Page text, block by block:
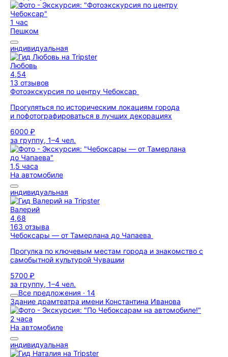
1 час
Пешком
индивидуальная
Любовь
4,54
13 отзывов
Фотоэкскурсия по центру Чебоксар
Прогуляться по историческим локациям города
и пофотографироваться в лучших декорациях
6000 ₽
за группу, 1–4 чел.
1,5 часа
На автомобиле
индивидуальная
Валерий
4,68
163 отзыва
Чебоксары — от Тамерлана до Чапаева
Прогулка по ключевым местам города и знакомство с
самобытной культурой Чувашии
5700 ₽
за группу, 1–4 чел.
Все предложения · 14
Здание драмтеатра имени Константина Иванова
2 часа
На автомобиле
индивидуальная